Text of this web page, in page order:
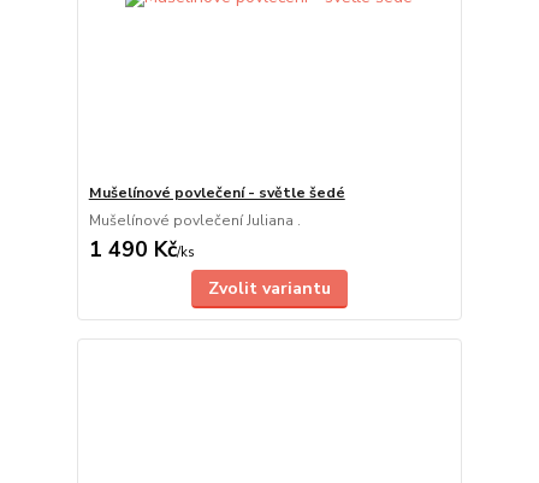
Mušelínové povlečení - světle šedé
Mušelínové povlečení Juliana .
1 490 Kč/ks
Zvolit variantu